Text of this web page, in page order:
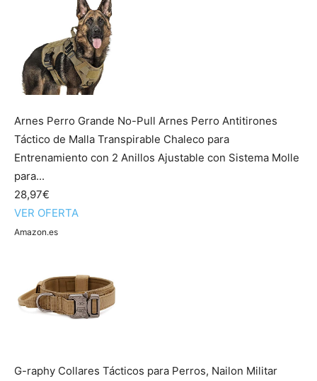
Arnes Perro Grande No-Pull Arnes Perro Antitirones
Táctico de Malla Transpirable Chaleco para
Entrenamiento con 2 Anillos Ajustable con Sistema Molle
para...
28,97€
VER OFERTA
Amazon.es
G-raphy Collares Tácticos para Perros, Nailon Militar